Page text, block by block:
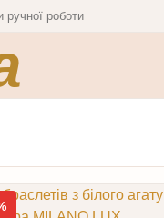
ручної роботи